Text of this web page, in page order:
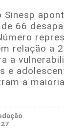
Sinesp
66
relação a
a
e
a